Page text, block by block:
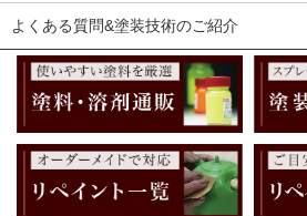
よくある質問&塗装技術のご紹介